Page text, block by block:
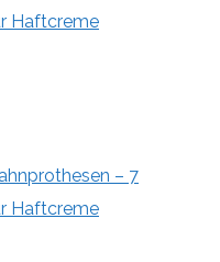
Haftcreme
– 7
Haftcreme